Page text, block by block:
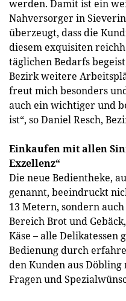
werden. Damit ist ein
Nahversorger in
überzeugt, dass die
diesem exquisiten
täglichen Bedarfs
Bezirk weitere
freut mich besonders
auch ein wichtiger und
ist“, so Daniel Resch,
Einkaufen mit allen
Exzellenz“
Die neue Bedientheke,
genannt, beeindruckt
13 Metern, sondern
Bereich Brot und
Käse – alle Delikatessen
Bedienung durch
den Kunden aus
Fragen und